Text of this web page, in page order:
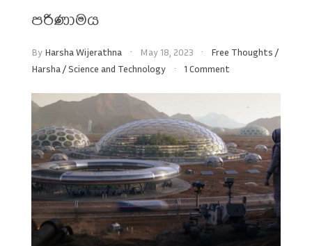
පරිණාමය
By Harsha Wijerathna May 18, 2023 Free Thoughts /
Harsha/Science and Technology 1 Comment